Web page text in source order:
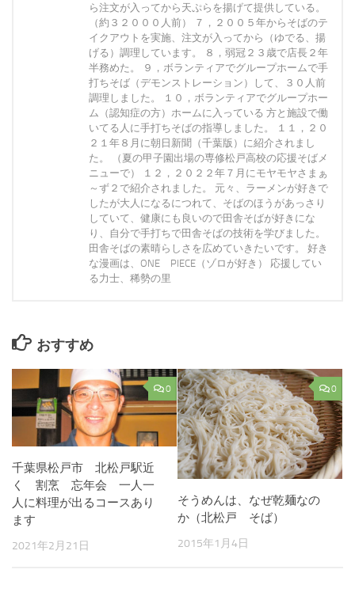
ら注文が入ってから天ぷらを揚げて提供している。
（約３２０００人前） ７，２００５年からそばのテ
イクアウトを実施、注文が入ってから（ゆでる、揚
げる）調理しています。 ８，弱冠２３歳で店長２年
半務めた。 ９，ボランティアでグループホームで手
打ちそば（デモンストレーション）して、３０人前
調理しました。 １０，ボランティアでグループホー
ム（認知症の方）ホームに入っている 方と施設で働
いてる人に手打ちそばの指導しました。 １１，２０
２１年８月に朝日新聞（千葉版）に紹介されまし
た。 （夏の甲子園出場の専修松戸高校の応援そばメ
ニューで） １２，２０２２年７月にモヤモヤさまぁ
～ず２で紹介されました。 元々、ラーメンが好きで
したが大人になるにつれて、そばのほうがあっさり
していて、健康にも良いので田舎そばが好きにな
り、自分で手打ちで田舎そばの技術を学びました。
田舎そばの素晴らしさを広めていきたいです。 好き
な漫画は、ONE PIECE（ゾロが好き） 応援してい
る力士、稀勢の里
おすすめ
0
千葉県松戸市 北松戸駅近
く 割烹 忘年会 一人一
人に料理が出るコースあり
ます
2021年2月21日
0
そうめんは、なぜ乾麺なの
か（北松戸 そば）
2015年1月4日